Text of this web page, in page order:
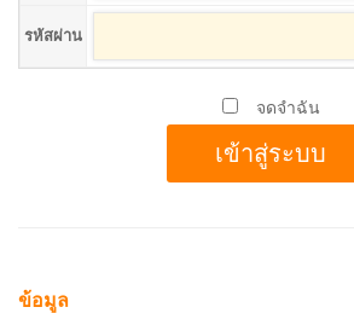
รหัสผ่าน
จดจำฉัน
ข้อมูล